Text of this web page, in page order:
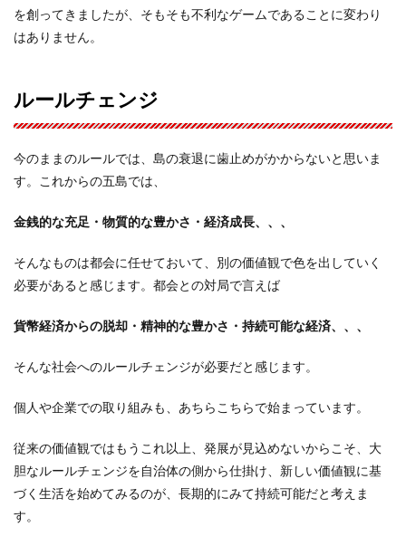
を創ってきましたが、そもそも不利なゲームであることに変わり
はありません。
ルールチェンジ
今のままのルールでは、島の衰退に歯止めがかからないと思いま
す。これからの五島では、
金銭的な充足・物質的な豊かさ・経済成長、、、
そんなものは都会に任せておいて、別の価値観で色を出していく
必要があると感じます。都会との対局で言えば
貨幣経済からの脱却・精神的な豊かさ・持続可能な経済、、、
そんな社会へのルールチェンジが必要だと感じます。
個人や企業での取り組みも、あちらこちらで始まっています。
従来の価値観ではもうこれ以上、発展が見込めないからこそ、大
胆なルールチェンジを自治体の側から仕掛け、新しい価値観に基
づく生活を始めてみるのが、長期的にみて持続可能だと考えま
す。